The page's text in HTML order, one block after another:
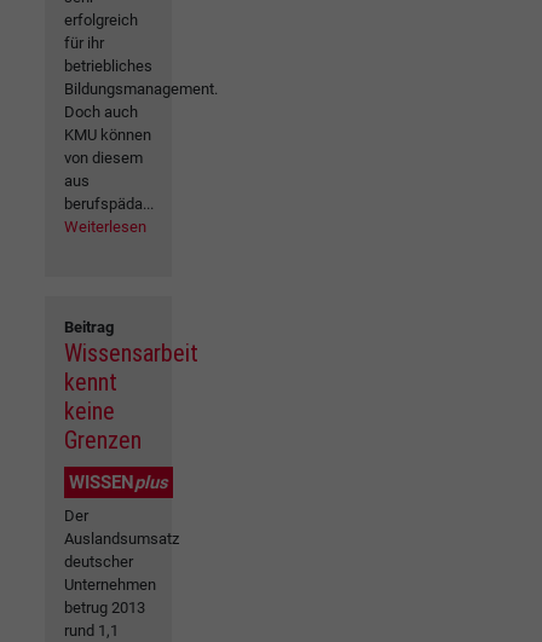
erfolgreich
für ihr
betriebliches
Bildungsmanagement.
Doch auch
KMU können
von diesem
aus
berufspäda...
Weiterlesen
Beitrag
Wissensarbeit
kennt
keine
Grenzen
WISSEN plus
Der
Auslandsumsatz
deutscher
Unternehmen
betrug 2013
rund 1,1